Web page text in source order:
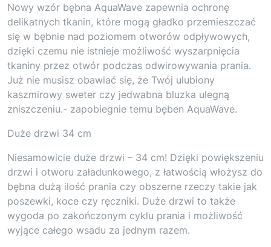
Nowy wzór bębna AquaWave zapewnia ochronę
delikatnych tkanin, które mogą gładko przemieszczać
się w bębnie nad poziomem otworów odpływowych,
dzięki czemu nie istnieje możliwość wyszarpnięcia
tkaniny przez otwór podczas odwirowywania prania.
Już nie musisz obawiać się, że Twój ulubiony
kaszmirowy sweter czy jedwabna bluzka ulegną
zniszczeniu.- zapobiegnie temu bęben AquaWave.
Duże drzwi 34 cm
Niesamowicie duże drzwi – 34 cm! Dzięki powiększeniu
drzwi i otworu załadunkowego, z łatwością włożysz do
bębna dużą ilość prania czy obszerne rzeczy takie jak
poszewki, koce czy ręczniki. Duże drzwi to także
wygoda po zakończonym cyklu prania i możliwość
wyjące całego wsadu za jednym razem.